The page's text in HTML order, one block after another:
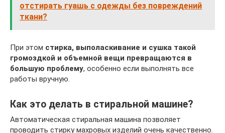
отстирать гуашь с одежды без повреждений
ткани?
При этом стирка, выполаскивание и сушка такой
громоздкой и объемной вещи превращаются в
большую проблему, особенно если выполнять все
работы вручную.
Как это делать в стиральной машине?
Автоматическая стиральная машина позволяет
проводить стирку махровых изделий очень качественно.